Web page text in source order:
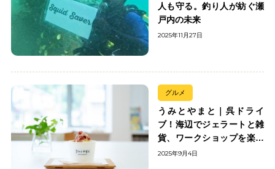
人も守る。釣り人が紡ぐ瀬
戸内の未来
2025年11月27日
グルメ
うみとやまと｜呉ドライ
ブ！海辺でジェラートと雑
貨、ワークショップを楽し
む
2025年9月4日